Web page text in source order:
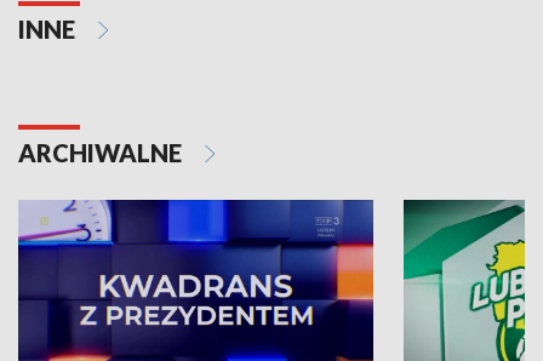
INNE
ARCHIWALNE